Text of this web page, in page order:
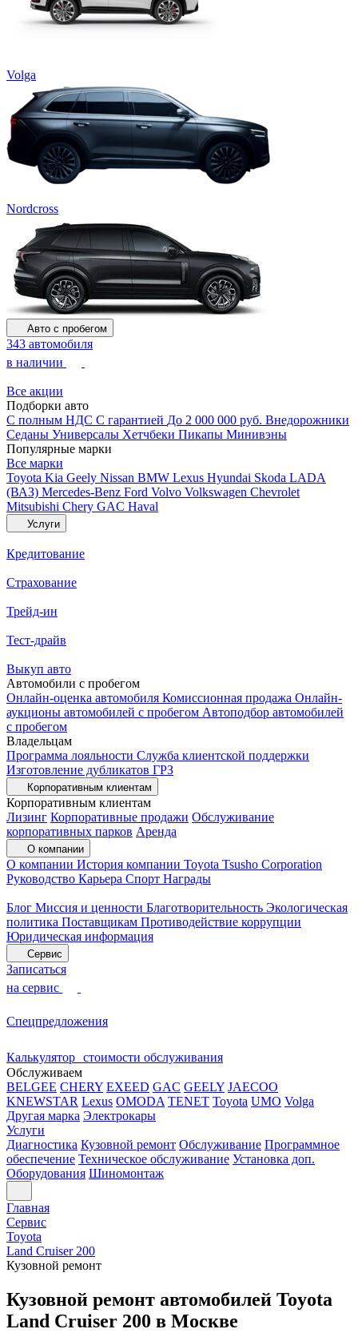
Volga
Nordcross
Авто с пробегом
343 автомобиля
в наличии
Все акции
Подборки авто
С полным НДС С гарантией До 2 000 000 руб. Внедорожники
Седаны Универсалы Хетчбеки Пикапы Минивэны
Популярные марки
Все марки
Toyota Kia Geely Nissan BMW Lexus Hyundai Skoda LADA
(ВАЗ) Mercedes-Benz Ford Volvo Volkswagen Chevrolet
Mitsubishi Chery GAC Haval
Услуги
Кредитование
Страхование
Трейд-ин
Тест-драйв
Выкуп авто
Автомобили с пробегом
Онлайн-оценка автомобиля Комиссионная продажа Онлайн-
аукционы автомобилей с пробегом Автоподбор автомобилей
с пробегом
Владельцам
Программа лояльности Служба клиентской поддержки
Изготовление дубликатов ГРЗ
Корпоративным клиентам
Корпоративным клиентам
Лизинг Корпоративные продажи Обслуживание
корпоративных парков Аренда
О компании
О компании История компании Toyota Tsusho Corporation
Руководство Карьера Спорт Награды
Блог Миссия и ценности Благотворительность Экологическая
политика Поставщикам Противодействие коррупции
Юридическая информация
Сервис
Записаться
на сервис
Спецпредложения
Калькулятор стоимости обслуживания
Обслуживаем
BELGEE CHERY EXEED GAC GEELY JAECOO
KNEWSTAR Lexus OMODA TENET Toyota UMO Volga
Другая марка Электрокары
Услуги
Диагностика Кузовной ремонт Обслуживание Программное
обеспечение Техническое обслуживание Установка доп.
Оборудования Шиномонтаж
Главная
Сервис
Toyota
Land Cruiser 200
Кузовной ремонт
Кузовной ремонт автомобилей Toyota
Land Cruiser 200 в Москве